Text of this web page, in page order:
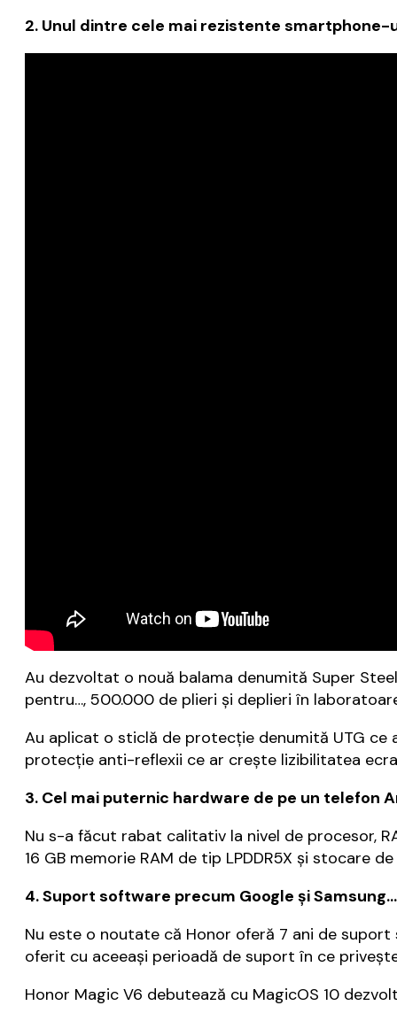
2. Unul dintre cele mai rezistente smartphone-
Au dezvoltat o nouă balama denumită Super
pentru…, 500.000 de plieri și deplieri în
Au aplicat o sticlă de protecție denumită UTG ce
protecție anti-reflexii ce ar crește lizibilitatea
3. Cel mai puternic hardware de pe un telefon
Nu s-a făcut rabat calitativ la nivel de procesor,
16 GB memorie RAM de tip LPDDR5X și stocare de
4. Suport software precum Google și Samsung…
Nu este o noutate că Honor oferă 7 ani de
oferit cu aceeași perioadă de suport în ce
Honor Magic V6 debutează cu MagicOS 10